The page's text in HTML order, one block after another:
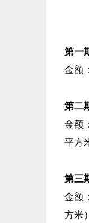
第一
金额
第二
金额
平方
第三
金额
方米